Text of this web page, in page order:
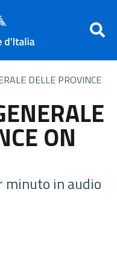
DELLE PROVINCE
ON
in audio